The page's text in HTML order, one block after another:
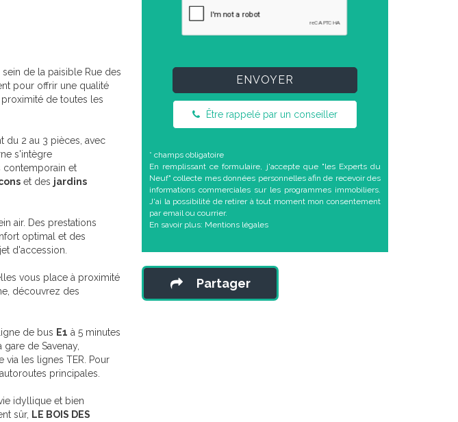
sein de la paisible Rue des
pour offrir une qualité
de toutes les
du 2 au 3 pièces, avec
s'intègre
contemporain et
et des jardins
air. Des prestations
optimal et des
d'accession.
vous place à proximité
découvrez des
de bus E1 à 5 minutes
de Savenay,
via les lignes TER. Pour
principales.
idyllique et bien
sûr, LE BOIS DES
ENVOYER
Être rappelé par un conseiller
* champs obligatoire
En remplissant ce formulaire, j'accepte que "les Experts du
Neuf" collecte mes données personnelles afin de recevoir des
informations commerciales sur les programmes immobiliers.
J'ai la possibilité de retirer à tout moment mon consentement
par email ou courrier.
En savoir plus: Mentions légales
Partager